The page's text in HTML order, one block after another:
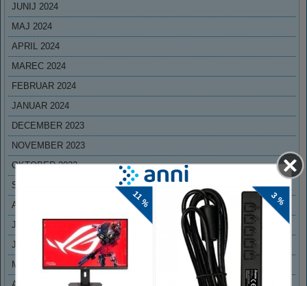
JUNIJ 2024
MAJ 2024
APRIL 2024
MAREC 2024
FEBRUAR 2024
JANUAR 2024
DECEMBER 2023
NOVEMBER 2023
OKTOBER 2023
SEPTEMBER 2023
AVGUST 2023
JULIJ 2023
JUNIJ 2023
MAJ 2023